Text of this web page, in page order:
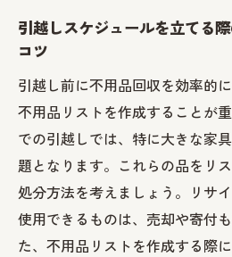
引越し時に役立つ不用
不用品回収のタイムラ
ーズに進める
不用品回収業者選びのコ
選択肢
口コミや評判を活用し
見つけ方
費用対効果を考慮した
引越しスケジュールを立てる
コツ
引越し前に不用品回収を効率的
不用品リストを作成することが
での引越しでは、特に大きな家
題となります。これらの品をリ
処分方法を考えましょう。リサ
使用できるものは、売却や寄付
た、不用品リストを作成する際